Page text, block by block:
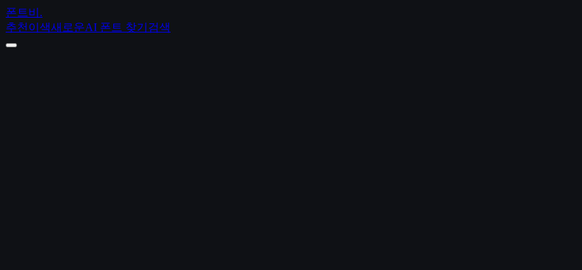
폰트비 .
추천 이색새로운AI 폰트 찾기 검색